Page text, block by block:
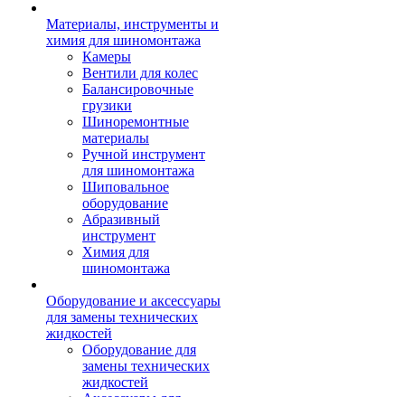
Материалы, инструменты и
химия для шиномонтажа
Камеры
Вентили для колес
Балансировочные
грузики
Шиноремонтные
материалы
Ручной инструмент
для шиномонтажа
Шиповальное
оборудование
Абразивный
инструмент
Химия для
шиномонтажа
Оборудование и аксессуары
для замены технических
жидкостей
Оборудование для
замены технических
жидкостей